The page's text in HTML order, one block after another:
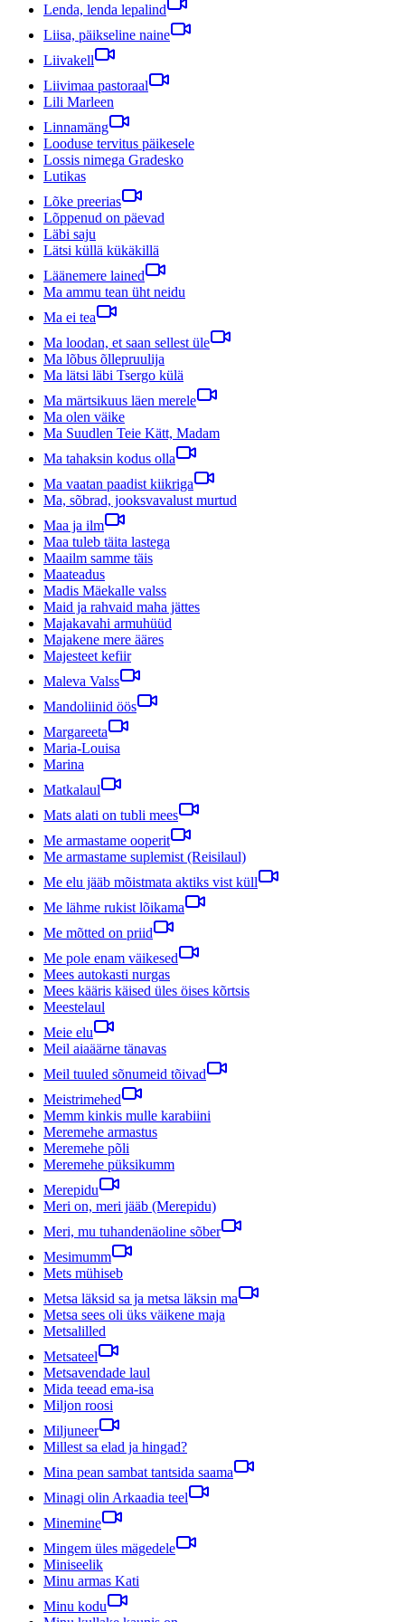
Lenda, lenda lepalind
Liisa, päikseline naine
Liivakell
Liivimaa pastoraal
Lili Marleen
Linnamäng
Looduse tervitus päikesele
Lossis nimega Gradesko
Lutikas
Lõke preerias
Lõppenud on päevad
Läbi saju
Lätsi küllä kükäkillä
Läänemere lained
Ma ammu tean üht neidu
Ma ei tea
Ma loodan, et saan sellest üle
Ma lõbus õllepruulija
Ma lätsi läbi Tsergo külä
Ma märtsikuus läen merele
Ma olen väike
Ma Suudlen Teie Kätt, Madam
Ma tahaksin kodus olla
Ma vaatan paadist kiikriga
Ma, sõbrad, jooksvavalust murtud
Maa ja ilm
Maa tuleb täita lastega
Maailm samme täis
Maateadus
Madis Mäekalle valss
Maid ja rahvaid maha jättes
Majakavahi armuhüüd
Majakene mere ääres
Majesteet kefiir
Maleva Valss
Mandoliinid öös
Margareeta
Maria-Louisa
Marina
Matkalaul
Mats alati on tubli mees
Me armastame ooperit
Me armastame suplemist (Reisilaul)
Me elu jääb mõistmata aktiks vist küll
Me lähme rukist lõikama
Me mõtted on priid
Me pole enam väikesed
Mees autokasti nurgas
Mees kääris käised üles öises kõrtsis
Meestelaul
Meie elu
Meil aiaäärne tänavas
Meil tuuled sõnumeid tõivad
Meistrimehed
Memm kinkis mulle karabiini
Meremehe armastus
Meremehe põli
Meremehe püksikumm
Merepidu
Meri on, meri jääb (Merepidu)
Meri, mu tuhandenäoline sõber
Mesimumm
Mets mühiseb
Metsa läksid sa ja metsa läksin ma
Metsa sees oli üks väikene maja
Metsalilled
Metsateel
Metsavendade laul
Mida teead ema-isa
Miljon roosi
Miljuneer
Millest sa elad ja hingad?
Mina pean sambat tantsida saama
Minagi olin Arkaadia teel
Minemine
Mingem üles mägedele
Miniseelik
Minu armas Kati
Minu kodu